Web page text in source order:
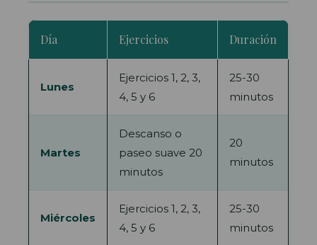
Día Ejercicios Duración
Lunes
Ejercicios 1, 2, 3,
4, 5 y 6
25-30
minutos
Martes
Descanso o
paseo suave 20
minutos
20
minutos
Miércoles
Ejercicios 1, 2, 3,
4, 5 y 6
25-30
minutos